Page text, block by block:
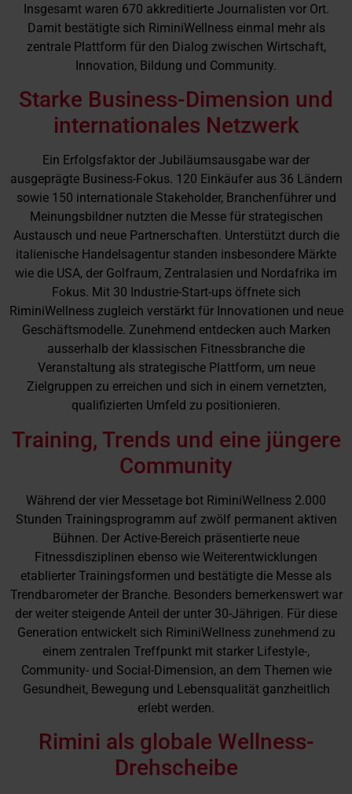
Insgesamt waren 670 akkreditierte Journalisten vor Ort.
Damit bestätigte sich RiminiWellness einmal mehr als
zentrale Plattform für den Dialog zwischen Wirtschaft,
Innovation, Bildung und Community.
Starke Business-Dimension und
internationales Netzwerk
Ein Erfolgsfaktor der Jubiläumsausgabe war der
ausgeprägte Business-Fokus. 120 Einkäufer aus 36 Ländern
sowie 150 internationale Stakeholder, Branchenführer und
Meinungsbildner nutzten die Messe für strategischen
Austausch und neue Partnerschaften. Unterstützt durch die
italienische Handelsagentur standen insbesondere Märkte
wie die USA, der Golfraum, Zentralasien und Nordafrika im
Fokus. Mit 30 Industrie-Start-ups öffnete sich
RiminiWellness zugleich verstärkt für Innovationen und neue
Geschäftsmodelle. Zunehmend entdecken auch Marken
ausserhalb der klassischen Fitnessbranche die
Veranstaltung als strategische Plattform, um neue
Zielgruppen zu erreichen und sich in einem vernetzten,
qualifizierten Umfeld zu positionieren.
Training, Trends und eine jüngere
Community
Während der vier Messetage bot RiminiWellness 2.000
Stunden Trainingsprogramm auf zwölf permanent aktiven
Bühnen. Der Active-Bereich präsentierte neue
Fitnessdisziplinen ebenso wie Weiterentwicklungen
etablierter Trainingsformen und bestätigte die Messe als
Trendbarometer der Branche. Besonders bemerkenswert war
der weiter steigende Anteil der unter 30-Jährigen. Für diese
Generation entwickelt sich RiminiWellness zunehmend zu
einem zentralen Treffpunkt mit starker Lifestyle-,
Community- und Social-Dimension, an dem Themen wie
Gesundheit, Bewegung und Lebensqualität ganzheitlich
erlebt werden.
Rimini als globale Wellness-
Drehscheibe